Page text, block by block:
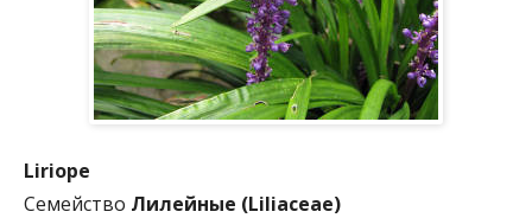
Liriope
Семейство Лилейные (Liliaceae)